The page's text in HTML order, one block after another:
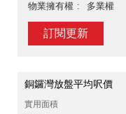
物業擁有權
多業權
訂閱更新
銅鑼灣放盤平均呎價
實用面積